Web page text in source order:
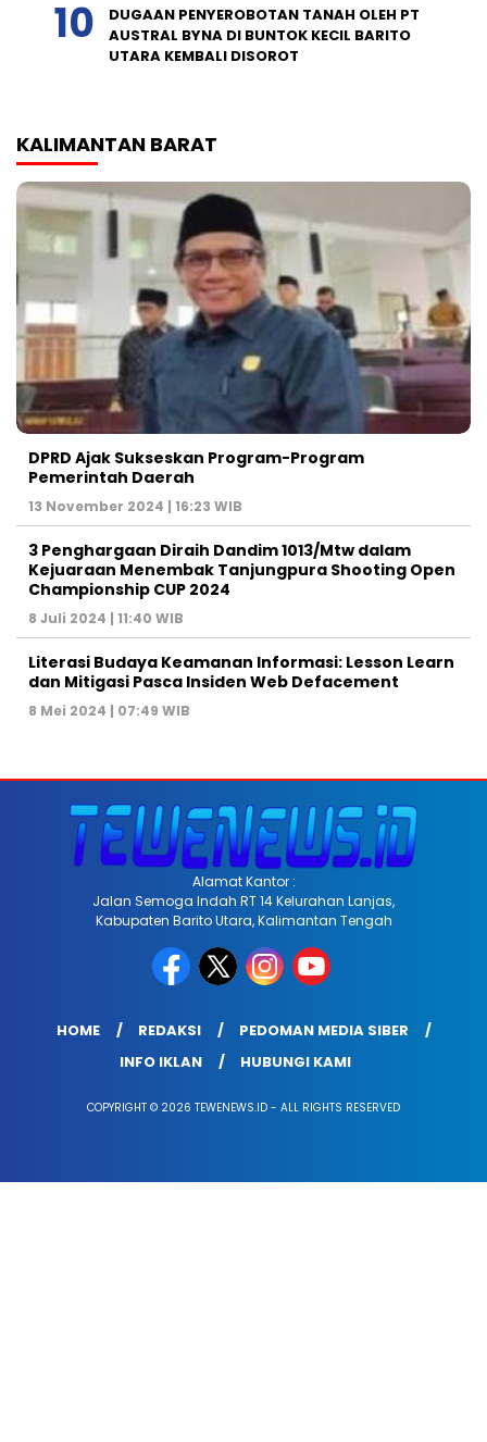
DUGAAN PENYEROBOTAN TANAH OLEH PT
AUSTRAL BYNA DI BUNTOK KECIL BARITO
UTARA KEMBALI DISOROT
KALIMANTAN BARAT
DPRD Ajak Sukseskan Program-Program
Pemerintah Daerah
13 November 2024 | 16:23 WIB
3 Penghargaan Diraih Dandim 1013/Mtw dalam
Kejuaraan Menembak Tanjungpura Shooting Open
Championship CUP 2024
8 Juli 2024 | 11:40 WIB
Literasi Budaya Keamanan Informasi: Lesson Learn
dan Mitigasi Pasca Insiden Web Defacement
8 Mei 2024 | 07:49 WIB
Alamat Kantor :
Jalan Semoga Indah RT 14 Kelurahan Lanjas,
Kabupaten Barito Utara, Kalimantan Tengah
HOME REDAKSI
PEDOMAN MEDIA SIBER
INFO IKLAN
HUBUNGI KAMI
COPYRIGHT © 2026 TEWENEWS.ID - ALL RIGHTS RESERVED